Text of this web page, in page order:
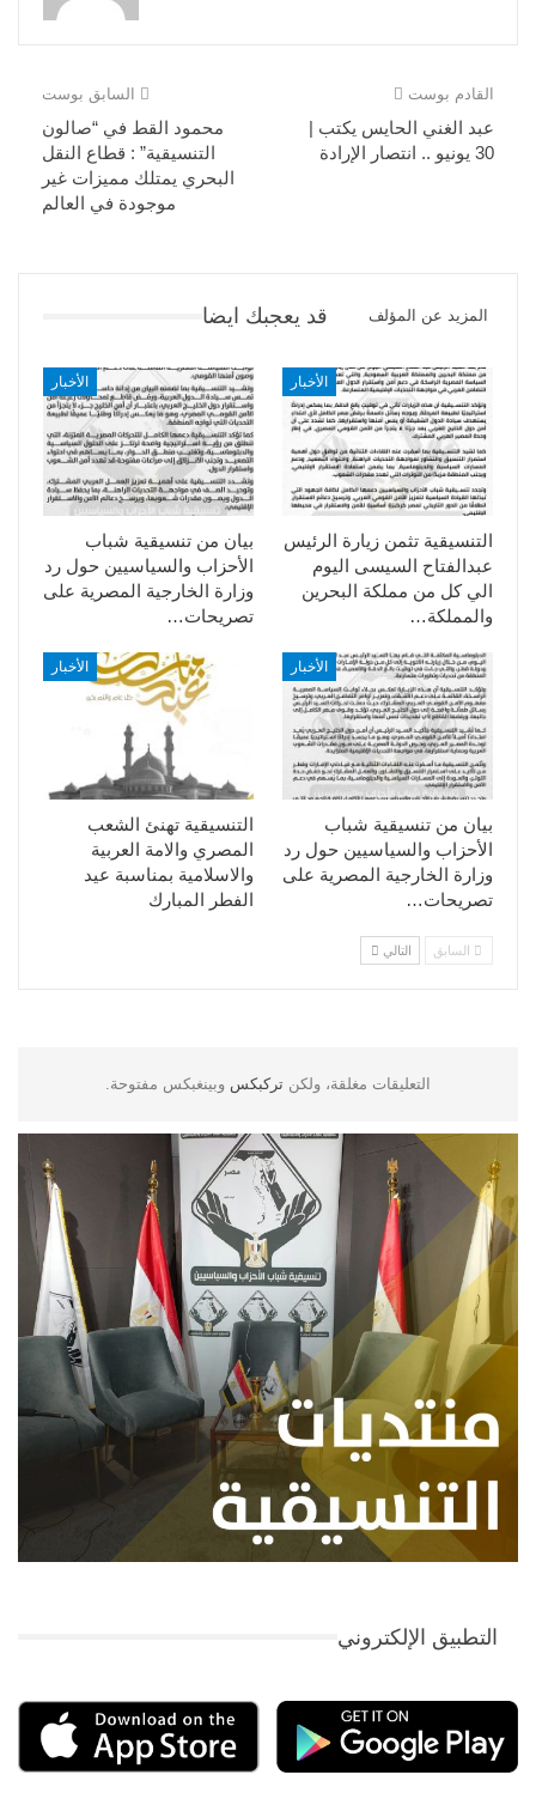
السابق بوست
محمود القط في “صالون
التنسيقية” : قطاع النقل
البحري يمتلك مميزات غير
موجودة في العالم
القادم بوست
عبد الغني الحايس يكتب |
30 يونيو .. انتصار الإرادة
قد يعجبك ايضا المزيد عن المؤلف
الأخبار
بيان من تنسيقية شباب
الأحزاب والسياسيين حول رد
وزارة الخارجية المصرية على
تصريحات…
الأخبار
التنسيقية تثمن زيارة الرئيس
عبدالفتاح السيسى اليوم
الي كل من مملكة البحرين
والمملكة…
الأخبار
التنسيقية تهنئ الشعب
المصري والامة العربية
والاسلامية بمناسبة عيد
الفطر المبارك
الأخبار
بيان من تنسيقية شباب
الأحزاب والسياسيين حول رد
وزارة الخارجية المصرية على
تصريحات…
السابق التالي
التعليقات مغلقة، ولكن تركبكس وبينغبكس مفتوحة.
التطبيق الإلكتروني